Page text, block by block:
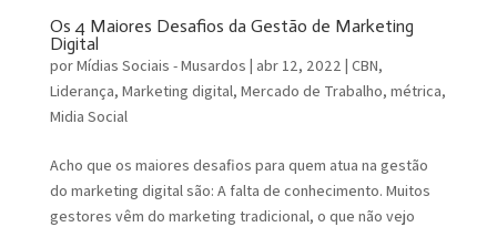
Os 4 Maiores Desafios da Gestão de Marketing
Digital
porMídias Sociais - Musardos | abr 12, 2022 | CBN,
Liderança, Marketing digital, Mercado de Trabalho, métrica,
Midia Social
Acho que os maiores desafios para quem atua na gestão
do marketing digital são: A falta de conhecimento. Muitos
gestores vêm do marketing tradicional, o que não vejo